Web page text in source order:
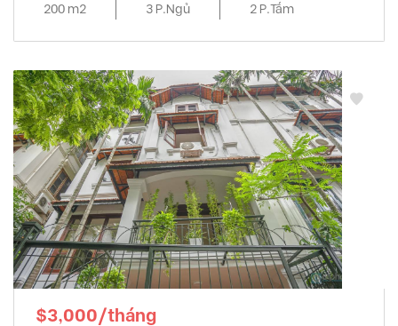
200 m2
3 P.Ngủ 2 P.Tắm
$3,000/tháng